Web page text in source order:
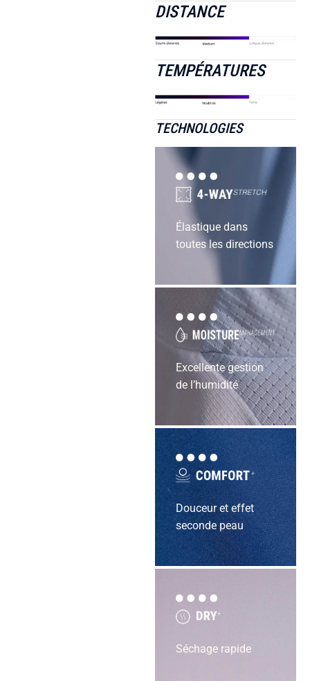
DISTANCE
TEMPÉRATURES
TECHNOLOGIES
Élastique dans
toutes les directions
Excellente gestion
de l’humidité
Douceur et effet
seconde peau
Séchage rapide